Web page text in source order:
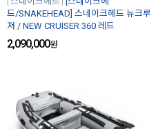
드/SNAKEHEAD] 스네이크헤드 뉴크루
져 / NEW CRUISER 360 레드
2,090,000원